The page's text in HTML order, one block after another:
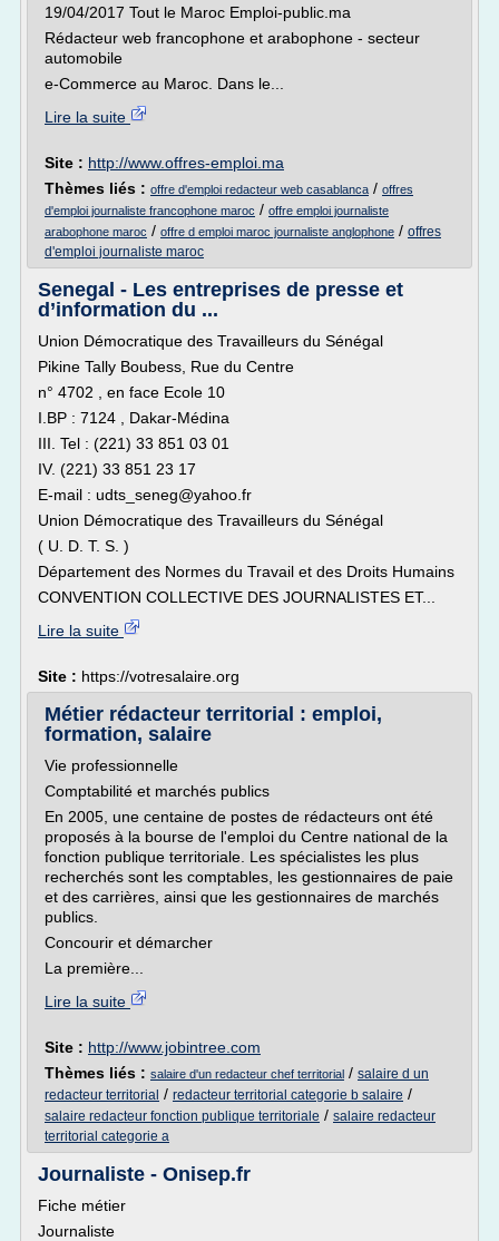
19/04/2017 Tout le Maroc Emploi-public.ma
Rédacteur web francophone et arabophone - secteur
automobile
e-Commerce au Maroc. Dans le...
Lire la suite
Site : http://www.offres-emploi.ma
Thèmes liés : offre d'emploi redacteur web casablanca / offres
d'emploi journaliste francophone maroc / offre emploi journaliste
arabophone maroc / offre d emploi maroc journaliste anglophone / offres
d'emploi journaliste maroc
Senegal - Les entreprises de presse et
d’information du ...
Union Démocratique des Travailleurs du Sénégal
Pikine Tally Boubess, Rue du Centre
n° 4702 , en face Ecole 10
I.BP : 7124 , Dakar-Médina
III. Tel : (221) 33 851 03 01
IV. (221) 33 851 23 17
E-mail : udts_seneg@yahoo.fr
Union Démocratique des Travailleurs du Sénégal
( U. D. T. S. )
Département des Normes du Travail et des Droits Humains
CONVENTION COLLECTIVE DES JOURNALISTES ET...
Lire la suite
Site : https://votresalaire.org
Métier rédacteur territorial : emploi,
formation, salaire
Vie professionnelle
Comptabilité et marchés publics
En 2005, une centaine de postes de rédacteurs ont été
proposés à la bourse de l'emploi du Centre national de la
fonction publique territoriale. Les spécialistes les plus
recherchés sont les comptables, les gestionnaires de paie
et des carrières, ainsi que les gestionnaires de marchés
publics.
Concourir et démarcher
La première...
Lire la suite
Site : http://www.jobintree.com
Thèmes liés : salaire d'un redacteur chef territorial / salaire d un
redacteur territorial / redacteur territorial categorie b salaire /
salaire redacteur fonction publique territoriale / salaire redacteur
territorial categorie a
Journaliste - Onisep.fr
Fiche métier
Journaliste